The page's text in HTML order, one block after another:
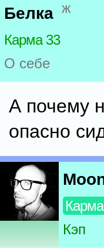
Белка ж
Карма 33
О себе
А почему
опасно
Кэп